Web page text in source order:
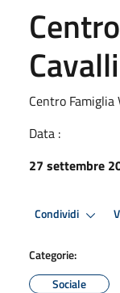
Centro Famiglia
Data :
27 settembre
Condividi
Categorie:
Sociale